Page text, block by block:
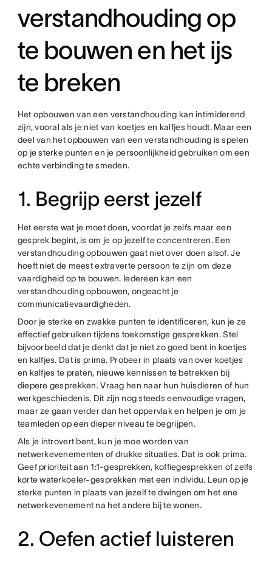
verstandhouding op
te bouwen en het ijs
te breken
Het opbouwen van een verstandhouding kan intimiderend
zijn, vooral als je niet van koetjes en kalfjes houdt. Maar een
deel van het opbouwen van een verstandhouding is spelen
op je sterke punten en je persoonlijkheid gebruiken om een
echte verbinding te smeden.
1. Begrijp eerst jezelf
Het eerste wat je moet doen, voordat je zelfs maar een
gesprek begint, is om je op jezelf te concentreren. Een
verstandhouding opbouwen gaat niet over doen alsof. Je
hoeft niet de meest extraverte persoon te zijn om deze
vaardigheid op te bouwen. Iedereen kan een
verstandhouding opbouwen, ongeacht je
communicatievaardigheden.
Door je sterke en zwakke punten te identificeren, kun je ze
effectief gebruiken tijdens toekomstige gesprekken. Stel
bijvoorbeeld dat je denkt dat je niet zo goed bent in koetjes
en kalfjes. Dat is prima. Probeer in plaats van over koetjes
en kalfjes te praten, nieuwe kennissen te betrekken bij
diepere gesprekken. Vraag hen naar hun huisdieren of hun
werkgeschiedenis. Dit zijn nog steeds eenvoudige vragen,
maar ze gaan verder dan het oppervlak en helpen je om je
teamleden op een dieper niveau te begrijpen.
Als je introvert bent, kun je moe worden van
netwerkevenementen of drukke situaties. Dat is ook prima.
Geef prioriteit aan 1:1-gesprekken, koffiegesprekken of zelfs
korte waterkoeler-gesprekken met een individu. Leun op je
sterke punten in plaats van jezelf te dwingen om het ene
netwerkevenement na het andere bij te wonen.
2. Oefen actief luisteren